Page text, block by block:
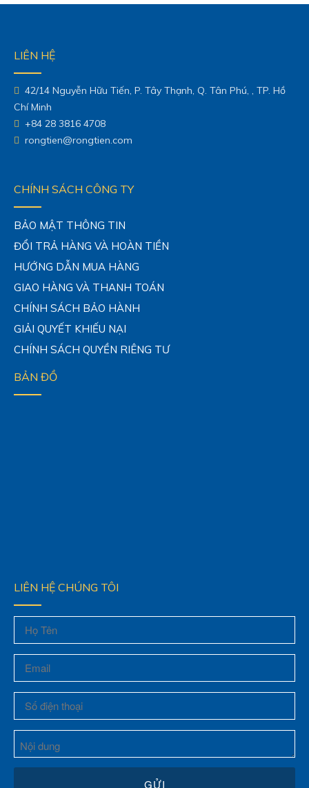
LIÊN HỆ
42/14 Nguyễn Hữu Tiến, P. Tây Thạnh, Q. Tân Phú, , TP. Hồ
Chí Minh
+84 28 3816 4708
rongtien@rongtien.com
CHÍNH SÁCH CÔNG TY
BẢO MẬT THÔNG TIN
ĐỔI TRẢ HÀNG VÀ HOÀN TIỀN
HƯỚNG DẪN MUA HÀNG
GIAO HÀNG VÀ THANH TOÁN
CHÍNH SÁCH BẢO HÀNH
GIẢI QUYẾT KHIẾU NẠI
CHÍNH SÁCH QUYỀN RIÊNG TƯ
BẢN ĐỒ
LIÊN HỆ CHÚNG TÔI